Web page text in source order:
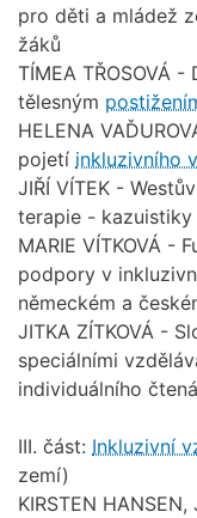
pro děti a mládež
žáků
TÍMEA TŘOSOVÁ
tělesným
HELENA
pojetí inkluzivního
JIŘÍ VÍTEK -
terapie - kazuistiky
MARIE VÍTKOVÁ -
podpory v
německém a
JITKA ZÍTKOVÁ -
speciálními
individuálního
III. část: Inkluzivní
zemí)
KIRSTEN